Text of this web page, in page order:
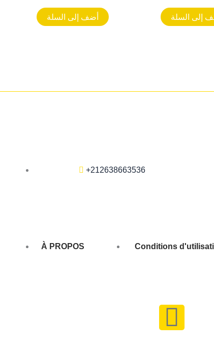
أضف إلى السلة إلى السلة
+212638663536
À PROPOS Conditions
F